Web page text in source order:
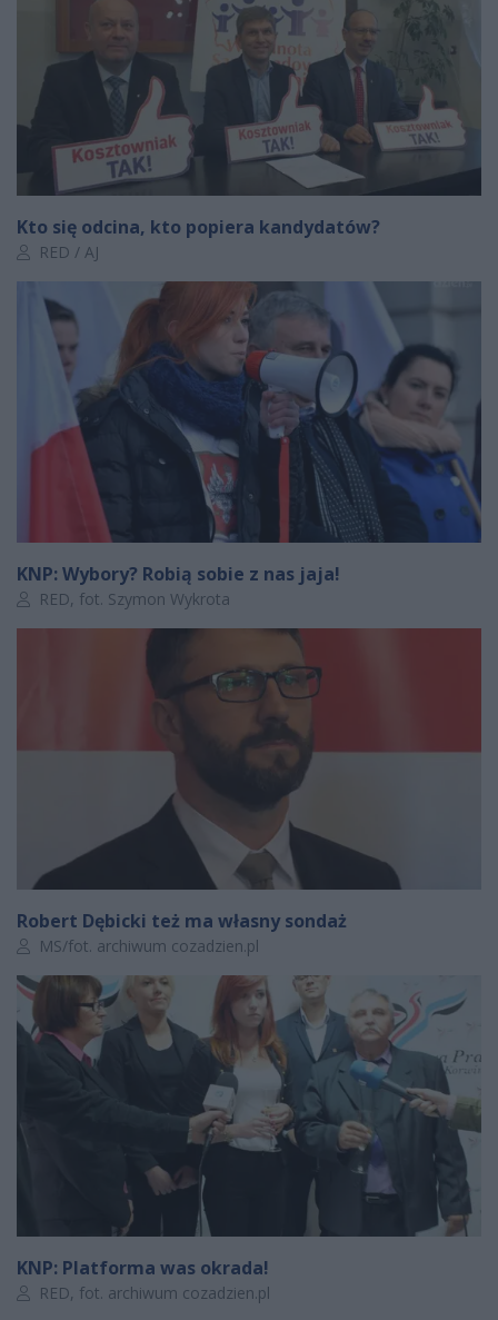
Kto się odcina, kto popiera kandydatów?
Autor artykułu:
RED / AJ
KNP: Wybory? Robią sobie z nas jaja!
Autor artykułu:
RED, fot. Szymon Wykrota
Robert Dębicki też ma własny sondaż
Autor artykułu:
MS/fot. archiwum cozadzien.pl
KNP: Platforma was okrada!
Autor artykułu:
RED, fot. archiwum cozadzien.pl